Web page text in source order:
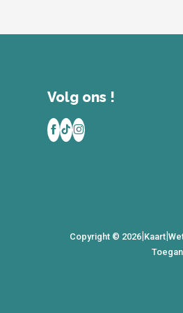
Volg ons !
Copyright © 2026|Kaart|